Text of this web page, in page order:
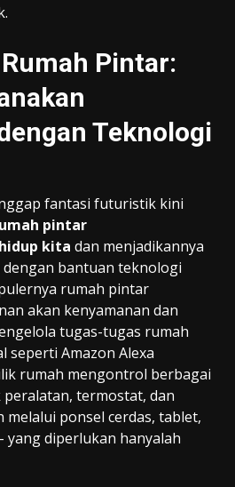
Pintar:
Teknologi
fantasi futuristik kini
pintar
kita dan menjadikannya
bantuan teknologi
rumah pintar
akan kenyamanan dan
tugas-tugas rumah
seperti Amazon Alexa
rumah mengontrol berbagai
termostat, dan
melalui ponsel cerdas, tablet,
yang diperlukan hanyalah